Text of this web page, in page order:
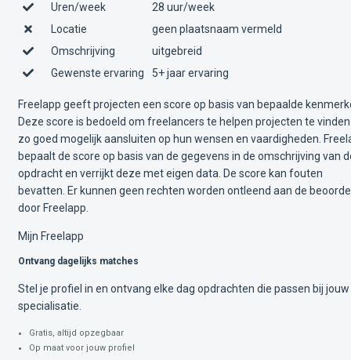
Uren/week
28 uur/week
Locatie
geen plaatsnaam vermeld
Omschrijving
uitgebreid
Gewenste ervaring
5+ jaar ervaring
Freelapp geeft projecten een score op basis van bepaalde
Deze score is bedoeld om freelancers te helpen projecten te
zo goed mogelijk aansluiten op hun wensen en vaardigheden.
bepaalt de score op basis van de gegevens in de omschrijving van
opdracht en verrijkt deze met eigen data. De score kan fouten
bevatten. Er kunnen geen rechten worden ontleend aan de
door Freelapp.
Mijn Freelapp
Ontvang dagelijks matches
Stel je profiel in en ontvang elke dag opdrachten die passen bij jouw
specialisatie.
Gratis, altijd opzegbaar
Op maat voor jouw profiel